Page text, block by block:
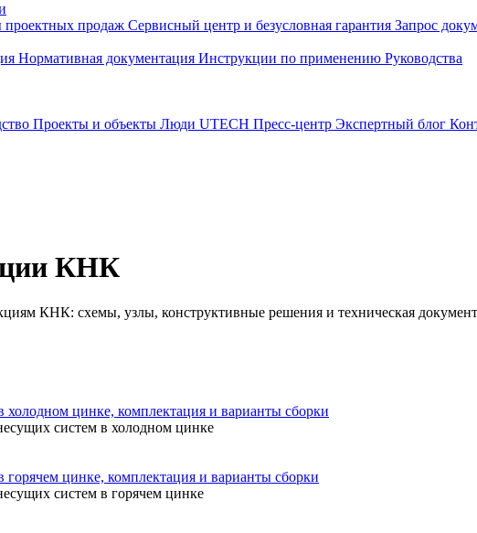
продаж Сервисный центр и безусловная гарантия Запрос
Нормативная документация Инструкции по применению Руководства
Проекты и объекты Люди UTECH Пресс-центр Экспертный блог
КНК
КНК: схемы, узлы, конструктивные решения и техническая
цинке, комплектация и варианты сборки
систем в холодном цинке
цинке, комплектация и варианты сборки
систем в горячем цинке